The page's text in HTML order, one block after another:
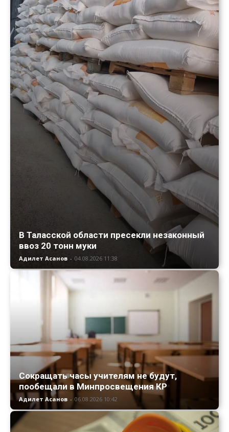
В Таласской области пресекли незаконный
ввоз 20 тонн муки
Адилет Асанов - 04.08.2026 11:38
Сокращать часы учителям не будут,
пообещали в Минпросвещения КР
Адилет Асанов - 06.08.2026 10:42